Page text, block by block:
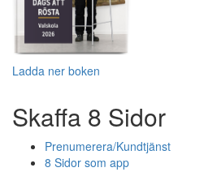
Ladda ner boken
Skaffa 8 Sidor
Prenumerera/Kundtjänst
8 Sidor som app